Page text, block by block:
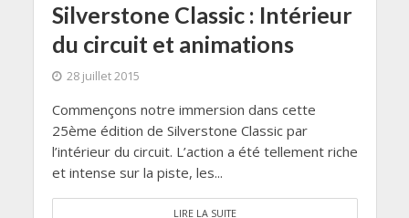
Silverstone Classic : Intérieur
du circuit et animations
28 juillet 2015
Commençons notre immersion dans cette
25ème édition de Silverstone Classic par
l’intérieur du circuit. L’action a été tellement riche
et intense sur la piste, les...
LIRE LA SUITE